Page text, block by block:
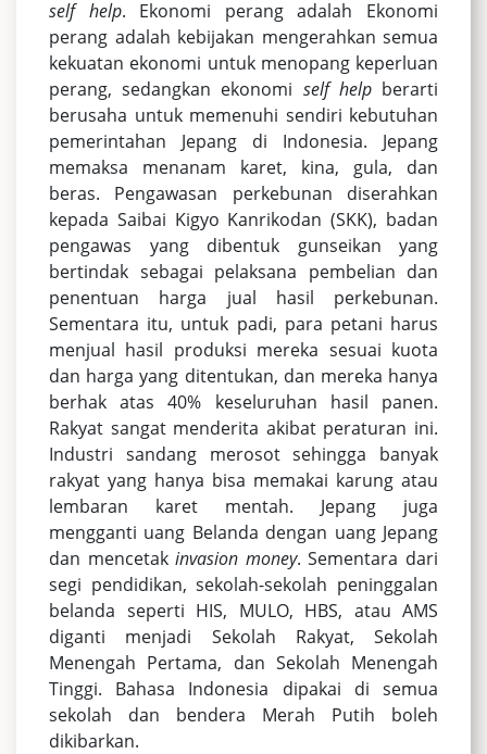
self help. Ekonomi perang adalah Ekonomi
perang adalah kebijakan mengerahkan semua
kekuatan ekonomi untuk menopang keperluan
perang, sedangkan ekonomi self help berarti
berusaha untuk memenuhi sendiri kebutuhan
pemerintahan Jepang di Indonesia. Jepang
memaksa menanam karet, kina, gula, dan
beras. Pengawasan perkebunan diserahkan
kepada Saibai Kigyo Kanrikodan (SKK), badan
pengawas yang dibentuk gunseikan yang
bertindak sebagai pelaksana pembelian dan
penentuan harga jual hasil perkebunan.
Sementara itu, untuk padi, para petani harus
menjual hasil produksi mereka sesuai kuota
dan harga yang ditentukan, dan mereka hanya
berhak atas 40% keseluruhan hasil panen.
Rakyat sangat menderita akibat peraturan ini.
Industri sandang merosot sehingga banyak
rakyat yang hanya bisa memakai karung atau
lembaran karet mentah. Jepang juga
mengganti uang Belanda dengan uang Jepang
dan mencetakinvasion money. Sementara dari
segi pendidikan, sekolah-sekolah peninggalan
belanda seperti HIS, MULO, HBS, atau AMS
diganti menjadi Sekolah Rakyat, Sekolah
Menengah Pertama, dan Sekolah Menengah
Tinggi. Bahasa Indonesia dipakai di semua
sekolah dan bendera Merah Putih boleh
dikibarkan.